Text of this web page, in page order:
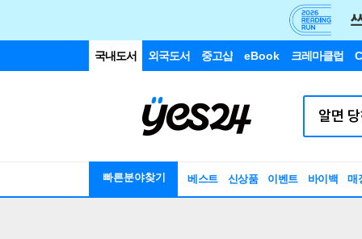
국내도서 외국도서 중고샵 eBook 크레마클럽
빠른분야찾기 베스트 신상품 이벤트 바이백 매